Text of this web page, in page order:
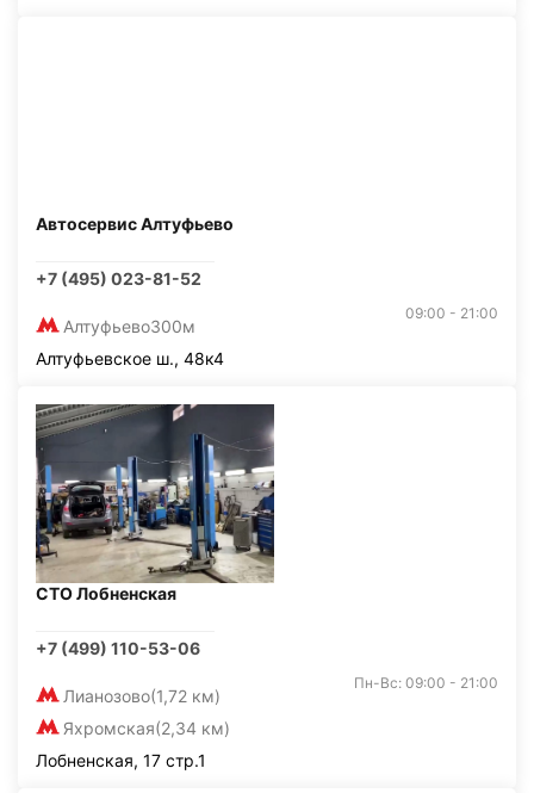
Автосервис Алтуфьево
+7 (495) 023-81-52
Алтуфьево300м
09:00 - 21:00
Алтуфьевское ш., 48к4
СТО Лобненская
+7 (499) 110-53-06
Лианозово(1,72 км)
Яхромская(2,34 км)
Пн-Вс: 09:00 - 21:00
Лобненская, 17 стр.1